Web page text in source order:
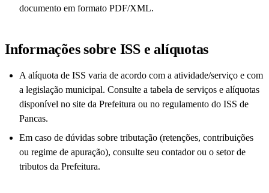
documento em formato PDF/XML.
Informações sobre ISS e alíquotas
A alíquota de ISS varia de acordo com a atividade/serviço e com
a legislação municipal. Consulte a tabela de serviços e alíquotas
disponível no site da Prefeitura ou no regulamento do ISS de
Pancas.
Em caso de dúvidas sobre tributação (retenções, contribuições
ou regime de apuração), consulte seu contador ou o setor de
tributos da Prefeitura.